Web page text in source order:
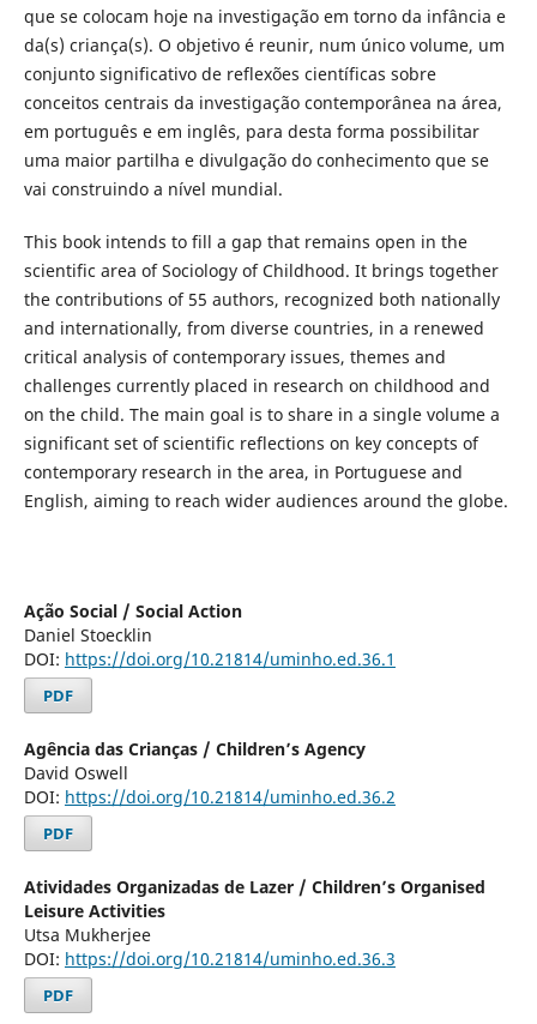
que se colocam hoje na investigação em torno da infância e
da(s) criança(s). O objetivo é reunir, num único volume, um
conjunto significativo de reflexões científicas sobre
conceitos centrais da investigação contemporânea na área,
em português e em inglês, para desta forma possibilitar
uma maior partilha e divulgação do conhecimento que se
vai construindo a nível mundial.
This book intends to fill a gap that remains open in the
scientific area of Sociology of Childhood. It brings together
the contributions of 55 authors, recognized both nationally
and internationally, from diverse countries, in a renewed
critical analysis of contemporary issues, themes and
challenges currently placed in research on childhood and
on the child. The main goal is to share in a single volume a
significant set of scientific reflections on key concepts of
contemporary research in the area, in Portuguese and
English, aiming to reach wider audiences around the globe.
Ação Social / Social Action
Daniel Stoecklin
DOI: https://doi.org/10.21814/uminho.ed.36.1
PDF
Agência das Crianças / Children’s Agency
David Oswell
DOI: https://doi.org/10.21814/uminho.ed.36.2
PDF
Atividades Organizadas de Lazer / Children’s Organised
Leisure Activities
Utsa Mukherjee
DOI: https://doi.org/10.21814/uminho.ed.36.3
PDF